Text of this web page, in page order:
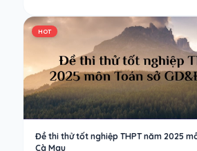
HOT
Đề thi thử tốt nghiệp THPT năm 2025
Cà Mau